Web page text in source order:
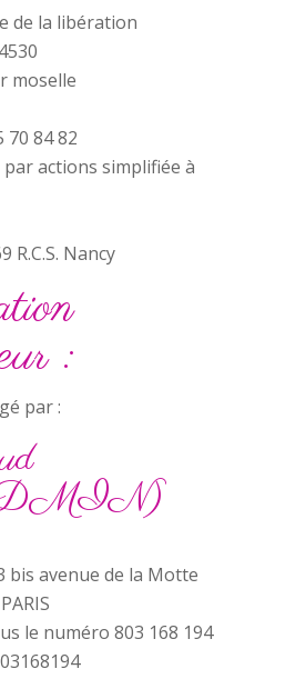
de la libération
moselle
70 84 82
actions simplifiée à
R.C.S. Nancy
:
par :
bis avenue de la Motte
le numéro 803 168 194